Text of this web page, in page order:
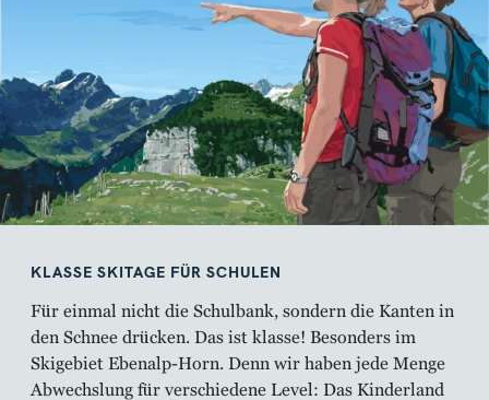
KLASSE SKITAGE FÜR SCHULEN
Für einmal nicht die Schulbank, sondern die Kanten in
den Schnee drücken. Das ist klasse! Besonders im
Skigebiet Ebenalp-Horn. Denn wir haben jede Menge
Abwechslung für verschiedene Level: Das Kinderland